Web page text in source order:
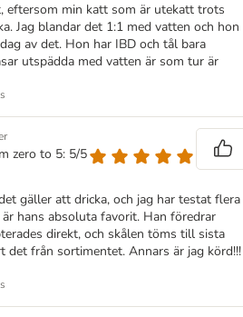
eftersom min katt som är utekatt trots
Jag blandar det 1:1 med vatten och hon
av det. Hon har IBD och tål bara
utspädda med vatten är som tur är
zero to 5: 5/5
gäller att dricka, och jag har testat flera
hans absoluta favorit. Han föredrar
direkt, och skålen töms till sista
det från sortimentet. Annars är jag körd!!!